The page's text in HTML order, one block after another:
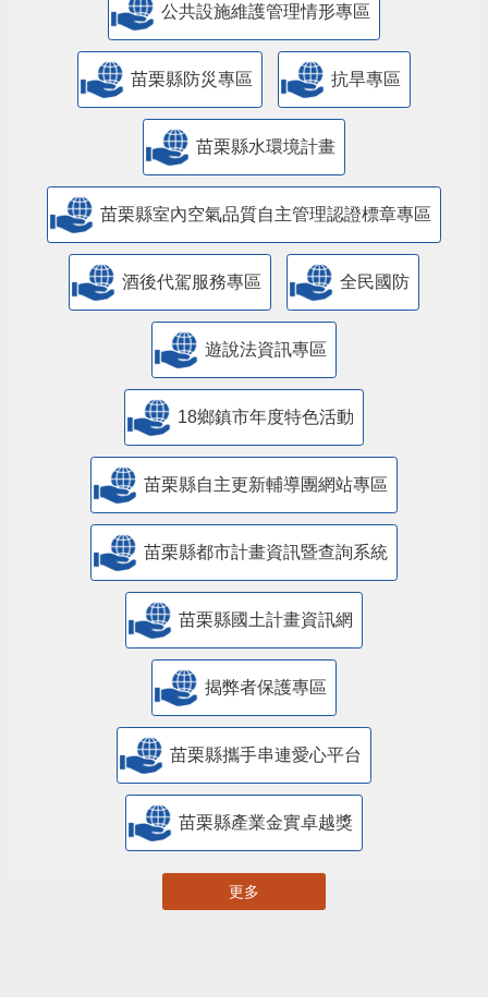
​公共設施維護管理情形專區
苗栗縣防災專區 抗旱專區
苗栗縣水環境計畫
苗栗縣室內空氣品質自主管理認證標章專區
酒後代駕服務專區 全民國防
遊說法資訊專區
18鄉鎮市年度特色活動
苗栗縣自主更新輔導團網站專區
苗栗縣都市計畫資訊暨查詢系統
苗栗縣國土計畫資訊網
揭弊者保護專區
苗栗縣攜手串連愛心平台
苗栗縣產業金實卓越獎
更多